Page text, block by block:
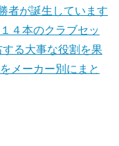
者が誕生しています
４本のクラブセッ
る大事な役割を果
メーカー別にまと